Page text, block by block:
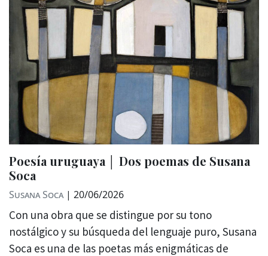
Poesía uruguaya │ Dos poemas de Susana
Soca
Susana Soca | 20/06/2026
Con una obra que se distingue por su tono
nostálgico y su búsqueda del lenguaje puro, Susana
Soca es una de las poetas más enigmáticas de